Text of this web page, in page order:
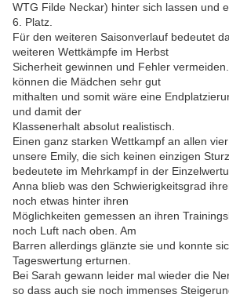
WTG Filde Neckar) hinter sich lassen und
6. Platz.
Für den weiteren Saisonverlauf bedeutet
weiteren Wettkämpfe im Herbst
Sicherheit gewinnen und Fehler
können die Mädchen sehr gut
mithalten und somit wäre eine
und damit der
Klassenerhalt absolut realistisch.
Einen ganz starken Wettkampf an allen
unsere Emily, die sich keinen einzigen
bedeutete im Mehrkampf in der
Anna blieb was den Schwierigkeitsgrad
noch etwas hinter ihren
Möglichkeiten gemessen an ihren
noch Luft nach oben. Am
Barren allerdings glänzte sie und konnte
Tageswertung erturnen.
Bei Sarah gewann leider mal wieder die
so dass auch sie noch immenses